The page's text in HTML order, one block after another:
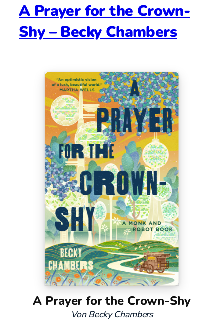
A Prayer for the Crown-
Shy – Becky Chambers
A Prayer for the Crown-Shy
Von Becky Chambers